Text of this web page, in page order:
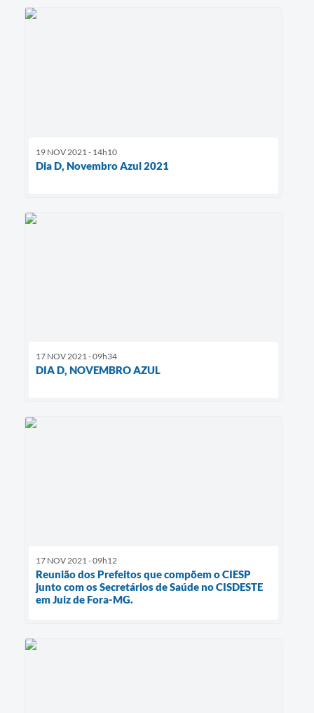
19 NOV 2021 - 14h10
Dia D, Novembro Azul 2021
17 NOV 2021 - 09h34
DIA D, NOVEMBRO AZUL
17 NOV 2021 - 09h12
Reunião dos Prefeitos que compõem o CIESP
junto com os Secretários de Saúde no CISDESTE
em Juiz de Fora-MG.